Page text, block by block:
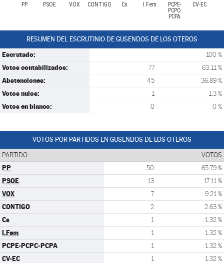
PP PSOE VOX CONTIGO Cs I.Fem
PCPE-
PCPC-
PCPA
CV-EC
RESUMEN DEL ESCRUTINIO DE GUSENDOS DE LOS OTEROS
Escrutado: 100 %
Votos contabilizados: 77 63.11 %
Abstenciones: 45 36.89 %
Votos nulos: 1 1.3 %
Votos en blanco: 0 0 %
VOTOS POR PARTIDOS EN GUSENDOS DE LOS OTEROS
PARTIDO VOTOS
PP 50 65.79 %
PSOE 13 17.11 %
VOX 7 9.21 %
CONTIGO 2 2.63 %
Cs 1 1.32 %
I.Fem 1 1.32 %
PCPE-PCPC-PCPA 1 1.32 %
CV-EC 1 1.32 %